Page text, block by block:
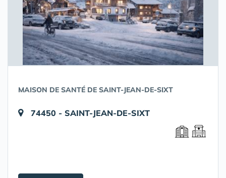
MAISON DE SANTÉ DE SAINT-JEAN-DE-SIXT
74450 - SAINT-JEAN-DE-SIXT